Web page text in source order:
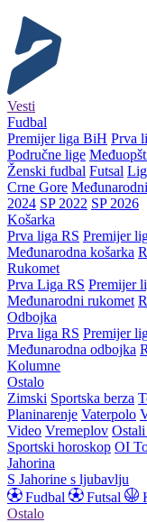
Vesti
Fudbal
Premijer liga BiH Prva
Područne lige
Ženski fudbal Futsal
Crne Gore
2024 SP 2022 SP 2026
Košarka
Prva liga RS Premijer
Međunarodna košarka
Rukomet
Prva Liga RS Premijer
Međunarodni rukomet
Odbojka
Prva liga RS Premijer
Međunarodna odbojka
Kolumne
Ostalo
Zimski Sportska berza
Planinarenje Vaterpolo
Video Vremeplov
Sportski horoskop OI
Jahorina
S Jahorine s ljubavlju
Fudbal
Futsal
Ostalo